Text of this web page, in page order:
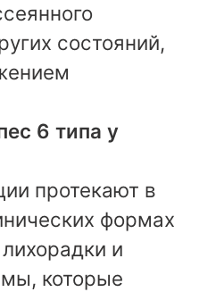
состояний,
6 типа у
протекают в
формах
и
которые